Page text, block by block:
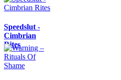
Speedslut -
Cimbrian
Rites